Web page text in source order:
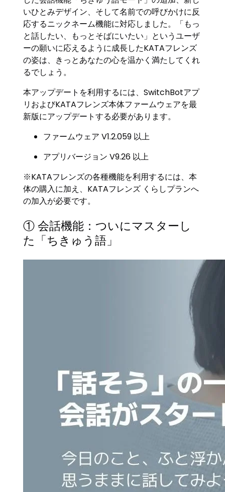
いひとみデザイン、そして名前での呼びかけに反
応するニックネーム機能に対応しました。「もっ
と話したい、もっとそばにいたい」というユーザ
ーの願いに応えるように成長したKATAフレンズ
の姿は、きっとあなたの心を温かく満たしてくれ
るでしょう。
本アップデートを利用するには、SwitchBotアプ
リおよびKATAフレンズ本体ファームウェアを最
新版にアップデートする必要があります。
ファームウェア V1.2.059 以上
アプリバージョン V9.26 以上
※KATAフレンズの各種機能を利用するには、本
体の購入に加え、KATAフレンズ くらしプランへ
の加入が必要です。
① 会話機能：ついにマスターし
た「ちきゅう語」